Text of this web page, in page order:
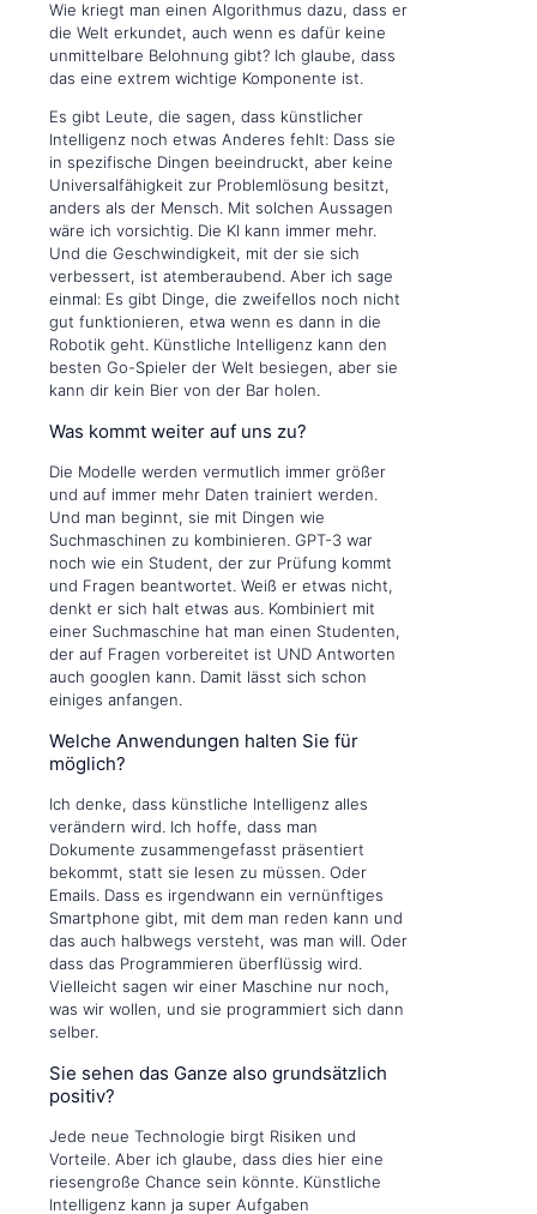
Wie kriegt man einen Algorithmus dazu, dass er
die Welt erkundet, auch wenn es dafür keine
unmittelbare Belohnung gibt? Ich glaube, dass
das eine extrem wichtige Komponente ist.
Es gibt Leute, die sagen, dass künstlicher
Intelligenz noch etwas Anderes fehlt: Dass sie
in spezifische Dingen beeindruckt, aber keine
Universalfähigkeit zur Problemlösung besitzt,
anders als der Mensch. Mit solchen Aussagen
wäre ich vorsichtig. Die KI kann immer mehr.
Und die Geschwindigkeit, mit der sie sich
verbessert, ist atemberaubend. Aber ich sage
einmal: Es gibt Dinge, die zweifellos noch nicht
gut funktionieren, etwa wenn es dann in die
Robotik geht. Künstliche Intelligenz kann den
besten Go-Spieler der Welt besiegen, aber sie
kann dir kein Bier von der Bar holen.
Was kommt weiter auf uns zu?
Die Modelle werden vermutlich immer größer
und auf immer mehr Daten trainiert werden.
Und man beginnt, sie mit Dingen wie
Suchmaschinen zu kombinieren. GPT-3 war
noch wie ein Student, der zur Prüfung kommt
und Fragen beantwortet. Weiß er etwas nicht,
denkt er sich halt etwas aus. Kombiniert mit
einer Suchmaschine hat man einen Studenten,
der auf Fragen vorbereitet ist UND Antworten
auch googlen kann. Damit lässt sich schon
einiges anfangen.
Welche Anwendungen halten Sie für
möglich?
Ich denke, dass künstliche Intelligenz alles
verändern wird. Ich hoffe, dass man
Dokumente zusammengefasst präsentiert
bekommt, statt sie lesen zu müssen. Oder
Emails. Dass es irgendwann ein vernünftiges
Smartphone gibt, mit dem man reden kann und
das auch halbwegs versteht, was man will. Oder
dass das Programmieren überflüssig wird.
Vielleicht sagen wir einer Maschine nur noch,
was wir wollen, und sie programmiert sich dann
selber.
Sie sehen das Ganze also grundsätzlich
positiv?
Jede neue Technologie birgt Risiken und
Vorteile. Aber ich glaube, dass dies hier eine
riesengroße Chance sein könnte. Künstliche
Intelligenz kann ja super Aufgaben